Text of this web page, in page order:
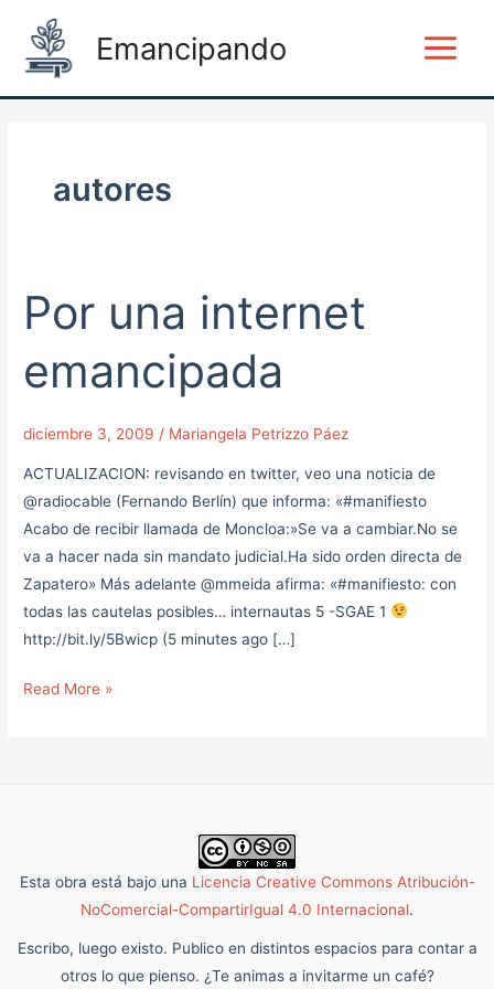
contenido
Emancipando
Menu
autores
Por una internet
emancipada
diciembre 3, 2009 / Mariangela Petrizzo Páez
ACTUALIZACION: revisando en twitter, veo una noticia de
@radiocable (Fernando Berlín) que informa: «#manifiesto
Acabo de recibir llamada de Moncloa:»Se va a cambiar.No se
va a hacer nada sin mandato judicial.Ha sido orden directa de
Zapatero» Más adelante @mmeida afirma: «#manifiesto: con
todas las cautelas posibles… internautas 5 -SGAE 1
http://bit.ly/5Bwicp (5 minutes ago […]
Por
emancipada
Read More »
Esta obra está bajo una Licencia Creative Commons Atribución-
NoComercial-CompartirIgual 4.0 Internacional.
Escribo, luego existo. Publico en distintos espacios para contar a
otros lo que pienso. ¿Te animas a invitarme un café?